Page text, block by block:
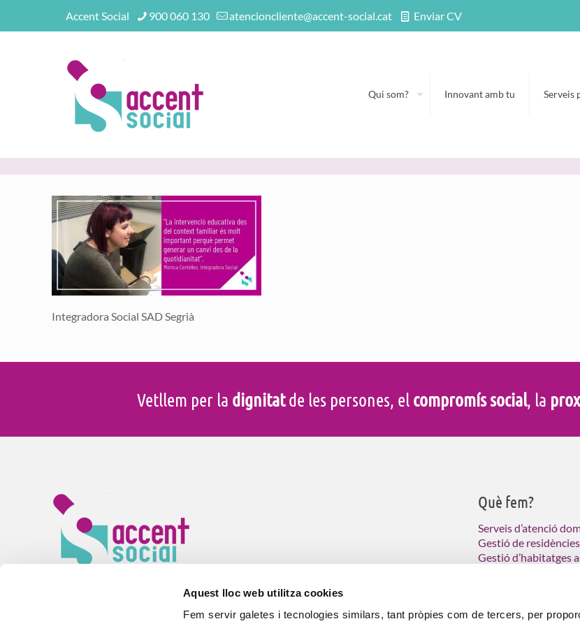
Aquest lloc web utilitza cookies
Fem servir galetes i tecnologies similars, tant pròpies com de tercers, per
Accent Social 900 060 130 atencioncliente@accent-social.cat Enviar CV
Qui som? Innovant amb tu Serveis
Integradora Social SAD Segrià
Vetllem per la dignitatde les persones, el compromís social, la
especials arreu de Catalunya. Gestionemserveis d’atenció domiciliària (SAD),
Què fem?
Serveis d’atenció
Gestió de
Gestió d’habitatges